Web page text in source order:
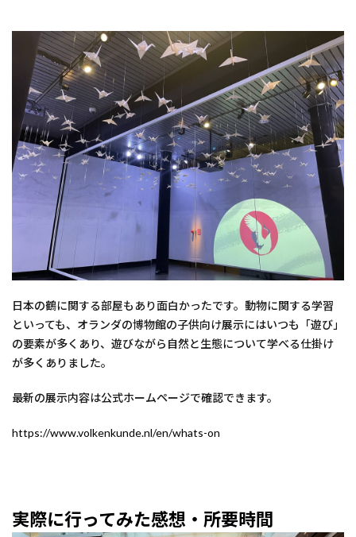
日本の鶴に関する部屋もあり面白かったです。動物に関する学習
といっても、オランダの博物館の子供向け展示にはいつも「遊び」
の要素が多くあり、遊びながら自然と生態について学べる仕掛け
が多くありました。
最新の展示内容は公式ホームページで確認できます。
https://www.volkenkunde.nl/en/whats-on
実際に行ってみた感想・所要時間